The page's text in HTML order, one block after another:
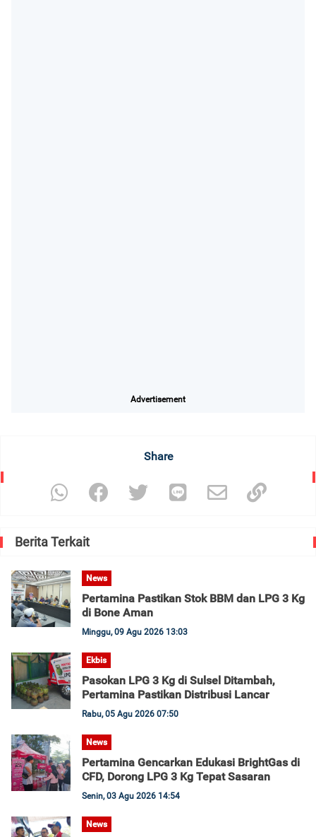
Advertisement
Share
Berita Terkait
News
Pertamina Pastikan Stok BBM dan LPG 3 Kg
di Bone Aman
Minggu, 09 Agu 2026 13:03
Ekbis
Pasokan LPG 3 Kg di Sulsel Ditambah,
Pertamina Pastikan Distribusi Lancar
Rabu, 05 Agu 2026 07:50
News
Pertamina Gencarkan Edukasi BrightGas di
CFD, Dorong LPG 3 Kg Tepat Sasaran
Senin, 03 Agu 2026 14:54
News